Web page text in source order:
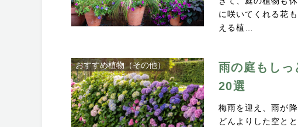
に咲いてくれる花
える植…
おすすめ植物（その他）
雨の庭もし
20選
梅雨を迎え、雨が
どんよりした空と